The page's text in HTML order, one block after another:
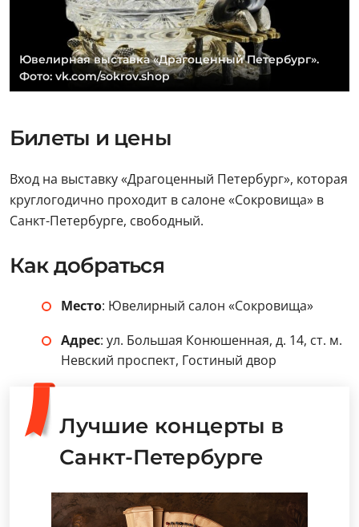
Ювелирная выставка «Драгоценный Петербург».
Фото: vk.com/sokrov.shop
Билеты и цены
Вход на выставку «Драгоценный Петербург», которая
круглогодично проходит в салоне «Сокровища» в
Санкт-Петербурге, свободный.
Как добраться
Место: Ювелирный салон «Сокровища»
Адрес: ул. Большая Конюшенная, д. 14, ст. м.
Невский проспект, Гостиный двор
Лучшие концерты в
Санкт-Петербурге